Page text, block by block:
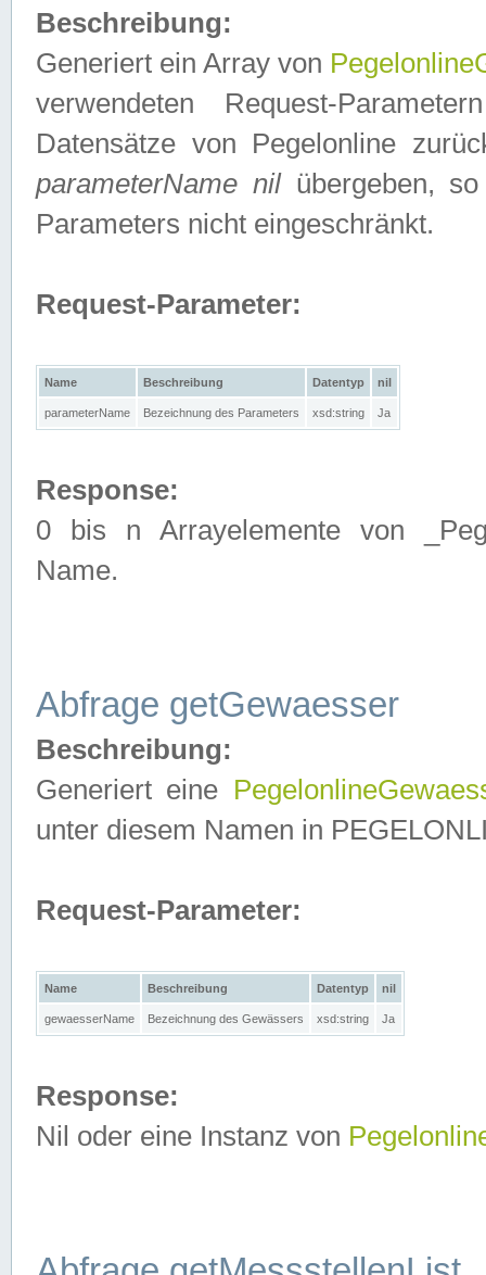
Beschreibung:
Generiert ein Array von
verwendeten Request-
Datensätze von Pegelonline
parameterName nilübergeben, so
Parameters nicht eingeschränkt.
Request-Parameter:
Name Beschreibung Datentyp nil
parameterName Bezeichnung des Parameters xsd:string Ja
Response:
0 bis n Arrayelemente von
Name.
Abfrage getGewaesser
Beschreibung:
Generiert eine
unter diesem Namen in
Request-Parameter:
Name Beschreibung Datentyp nil
gewaesserName Bezeichnung des Gewässers xsd:string Ja
Response:
Nil oder eine Instanz von